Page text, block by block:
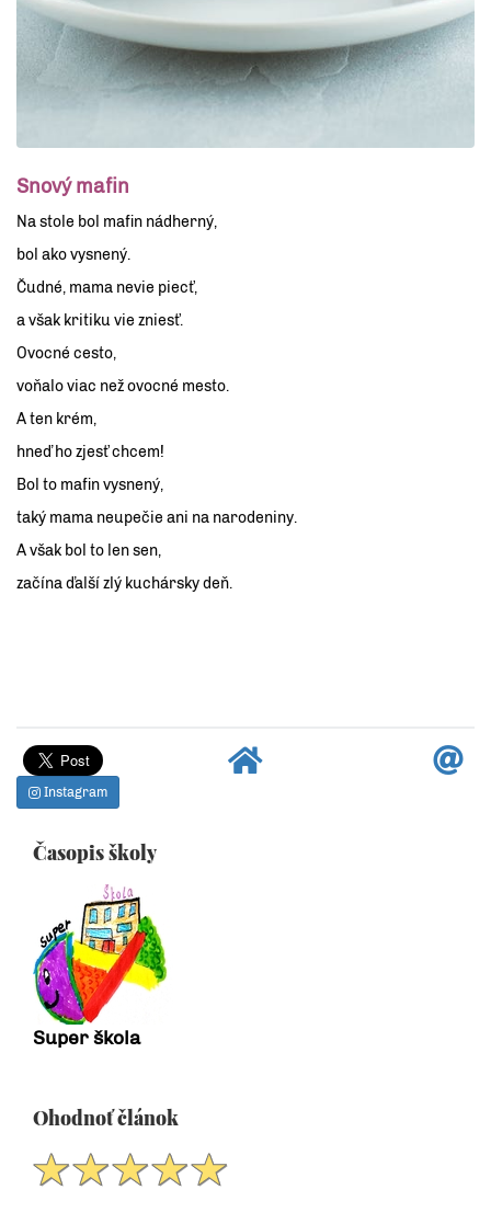
Snový mafin
Na stole bol mafin nádherný,
bol ako vysnený.
Čudné, mama nevie piecť,
a však kritiku vie zniesť.
Ovocné cesto,
voňalo viac než ovocné mesto.
A ten krém,
hneď ho zjesť chcem!
Bol to mafin vysnený,
taký mama neupečie ani na narodeniny.
A však bol to len sen,
začína ďalší zlý kuchársky deň.
Instagram
Časopis školy
Super škola
Ohodnoť článok